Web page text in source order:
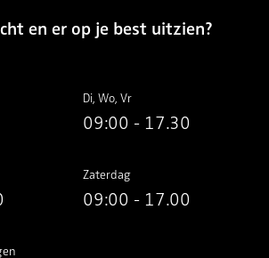
en er op je best uitzien?
Di, Wo, Vr
09:00 - 17.30
Zaterdag
09:00 - 17.00